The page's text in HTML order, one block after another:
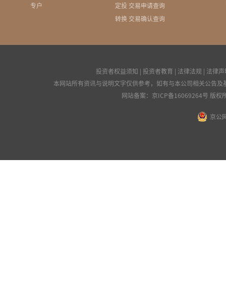
专户 定投 交易申请查询
转换 交易确认查询
投资者权益须知 投资者教育 法律法规
法律声
本网站所有资讯与说明文字仅供参考，如有与本公司相关公告
网站备案： 京ICP备16069264号 版权
京公